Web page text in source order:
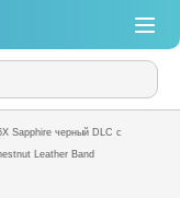
Sapphire черный DLC с
Leather Band